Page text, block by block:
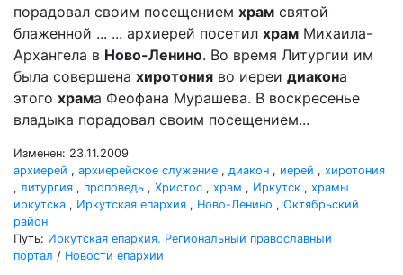
порадовал своим посещением храм святой
блаженной ... ... архиерей посетил храм Михаила-
Архангела в Ново-Ленино. Во время Литургии им
была совершена хиротония во иереи диакона
этого храма Феофана Мурашева. В воскресенье
владыка порадовал своим посещением...
Изменен: 23.11.2009
архиерей , архиерейское служение , диакон , иерей , хиротония
, литургия , проповедь , Христос , храм , Иркутск , храмы
иркутска , Иркутская епархия , Ново-Ленино , Октябрьский
район
Путь: Иркутская епархия. Региональный православный
портал / Новости епархии